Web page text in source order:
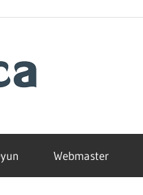
Webmaster